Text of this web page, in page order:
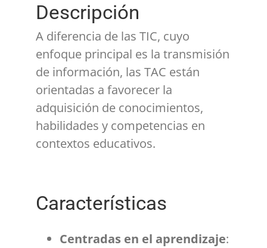
Descripción
A diferencia de las TIC, cuyo
enfoque principal es la transmisión
de información, las TAC están
orientadas a favorecer la
adquisición de conocimientos,
habilidades y competencias en
contextos educativos.
Características
Centradas en el aprendizaje: